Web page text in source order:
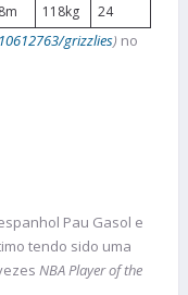
118kg 24
grizzlies) no
Pau Gasol e
tendo sido uma
NBA Player of the